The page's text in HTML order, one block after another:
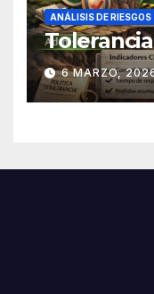
ANÁLISIS DE RIESGOS
6 MARZO,